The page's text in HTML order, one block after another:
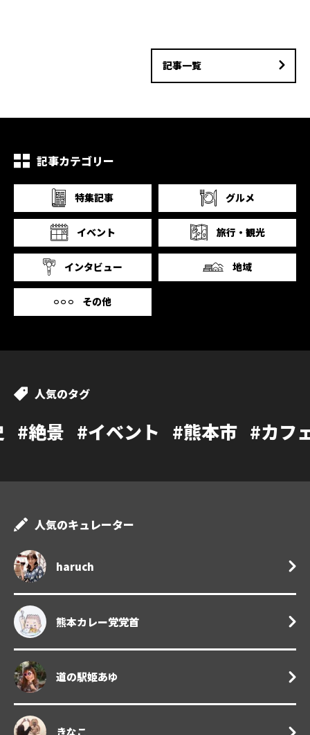
記事一覧
記事カテゴリー
特集記事 グルメ
イベント 旅行・観光
インタビュー 地域
その他
人気のタグ
ント #熊本市 #カフェ #温泉 #
人気のキュレーター
haruch
熊本カレー党党首
道の駅姫あゆ